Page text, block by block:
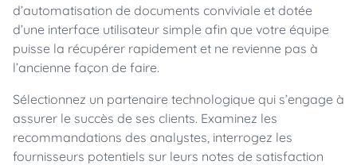
d’automatisation de documents conviviale et dotée
d’une interface utilisateur simple afin que votre équipe
puisse la récupérer rapidement et ne revienne pas à
l’ancienne façon de faire.
Sélectionnez un partenaire technologique qui s’engage à
assurer le succès de ses clients. Examinez les
recommandations des analystes, interrogez les
fournisseurs potentiels sur leurs notes de satisfaction